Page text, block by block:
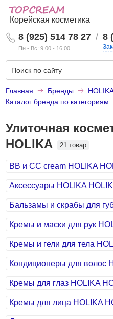
Корейская косметика
8 (925) 514 78 27
Пн - Вс: 9:00 - 16:00
/ 8
Главная Бренды
Каталог бренда по категориям
Улиточная
HOLIKA
21 товар
BB и СС cream HOLIKA
Аксессуары HOLIKA
Бальзамы и скрабы для
Кремы и маски для рук
Кремы и гели для тела
Кондиционеры для волос
Кремы для глаз HOLIKA
Кремы для лица HOLIKA